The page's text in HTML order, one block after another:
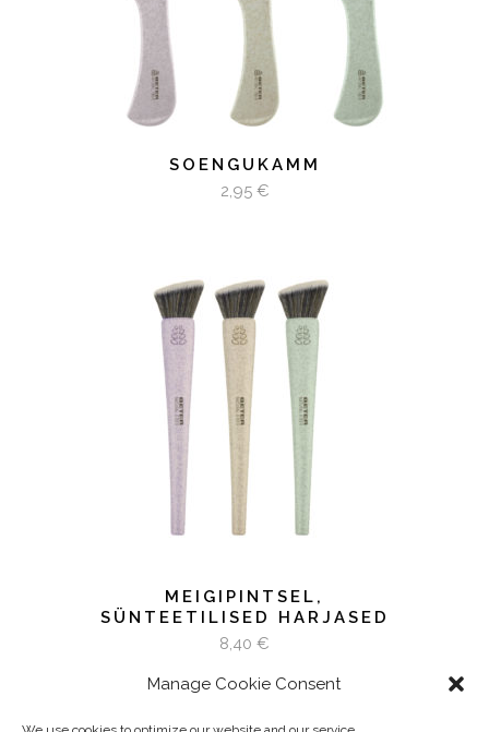
Manage Cookie Consent
SOENGUKAMM
2,95 €
LISA KORVI
MEIGIPINTSEL,
SÜNTEETILISED HARJASED
8,40 €